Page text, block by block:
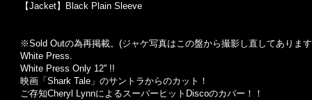
【Jacket】Black Plain Sleeve
※Sold Outの為再掲載。 (ジャケ写真はこの盤から撮影し直してありま
White Press.
White Press Only 12'' !!
映画「Shark Tale」のサントラからのカット！
ご存知Cheryl LynnによるスーパーヒットDiscoのカバー！！